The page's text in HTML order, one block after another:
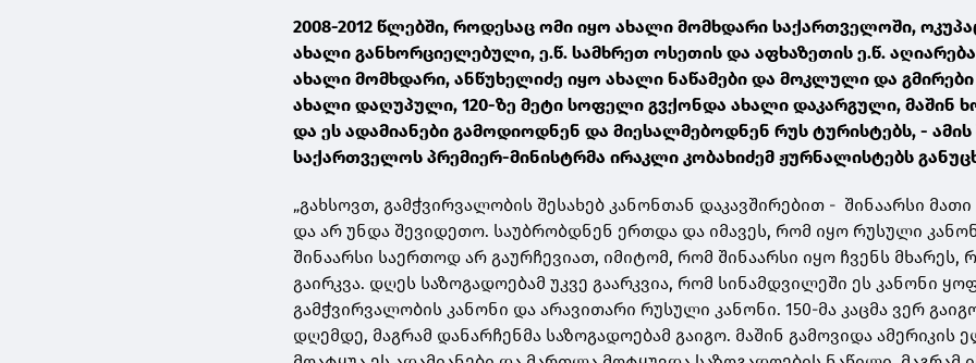
2008-2012 წლებში, როდესაც ომი იყო ახალი მომხდარი საქართველოში,
ახალი განხორციელებული, ე.წ. სამხრეთ ოსეთის და აფხაზეთის ე.წ.
ახალი მომხდარი, ანწუხელიძე იყო ახალი ნაწამები და მოკლული და გმირები
ახალი დაღუპული, 120-ზე მეტი სოფელი გვქონდა ახალი დაკარგული, მაშინ
და ეს ადამიანები გამოდიოდნენ და მიესალმებოდნენ რუს ტურისტებს, - ამის
საქართველოს პრემიერ-მინისტრმა ირაკლი კობახიძემ ჟურნალისტებს
„გახსოვთ, გამჭვირვალობის შესახებ კანონთან დაკავშირებით - შინაარსი
და არ უნდა შევიდეთო. საუბრობდნენ ერთდა და იმავეს, რომ იყო რუსული
შინაარსი საერთოდ არ გაურჩევიათ, იმიტომ, რომ შინაარსი იყო ჩვენს მხარეს,
გაირკვა. დღეს საზოგადოებამ უკვე გაარკვია, რომ სინამდვილეში ეს კანონი
გამჭვირვალობის კანონი და არავითარი რუსული კანონი. 150-მა კაცმა ვერ
დღემდე, მაგრამ დანარჩენმა საზოგადოებამ გაიგო. მაშინ გამოვიდა ამერიკის